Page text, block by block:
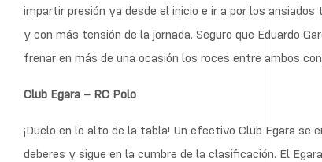
impartir presión ya desde el inicio e ir a por los
y con más tensión de la jornada. Seguro que Eduardo
frenar en más de una ocasión los roces entre ambos
Club Egara – RC Polo
¡Duelo en lo alto de la tabla! Un efectivo Club Egara
deberes y sigue en la cumbre de la clasificación. El